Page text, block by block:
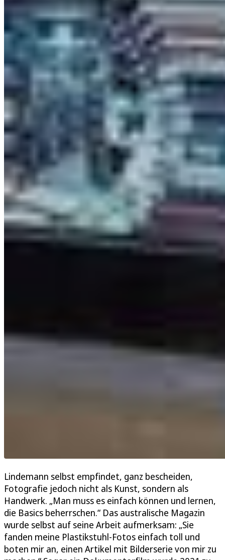
Lindemann selbst empfindet, ganz bescheiden,
Fotografie jedoch nicht als Kunst, sondern als
Handwerk. „Man muss es einfach können und lernen,
die Basics beherrschen.“ Das australische Magazin
wurde selbst auf seine Arbeit aufmerksam: „Sie
fanden meine Plastikstuhl-Fotos einfach toll und
boten mir an, einen Artikel mit Bilderserie von mir zu